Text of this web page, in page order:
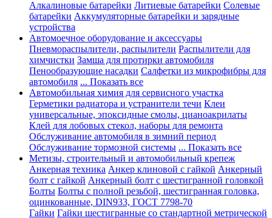
Алкалиновые батарейки Литиевые батарейки Солевые
батарейки Аккумуляторные батарейки и зарядные
устройства
Автомоечное оборудование и аксессуары
Пневмораспылители, распылители Распылители для
химчистки Замша для протирки автомобиля
Пенообразующие насадки Салфетки из микрофибры для
автомобиля ... Показать все
Автомобильная химия для сервисного участка
Герметики радиатора и устранители течи Клеи
универсальные, эпоксидные смолы, цианоакрилаты
Клей для лобовых стекол, наборы для ремонта
Обслуживание автомобиля в зимний период
Обслуживание тормозной системы ... Показать все
Метизы, строительный и автомобильный крепеж
Анкерная техника Анкер клиновой с гайкой Анкерный
болт с гайкой Анкерный болт с шестигранной головкой
Болты Болты с полной резьбой, шестигранная головка,
оцинкованные, DIN933, ГОСТ 7798-70
Гайки Гайки шестигранные со стандартной метрической